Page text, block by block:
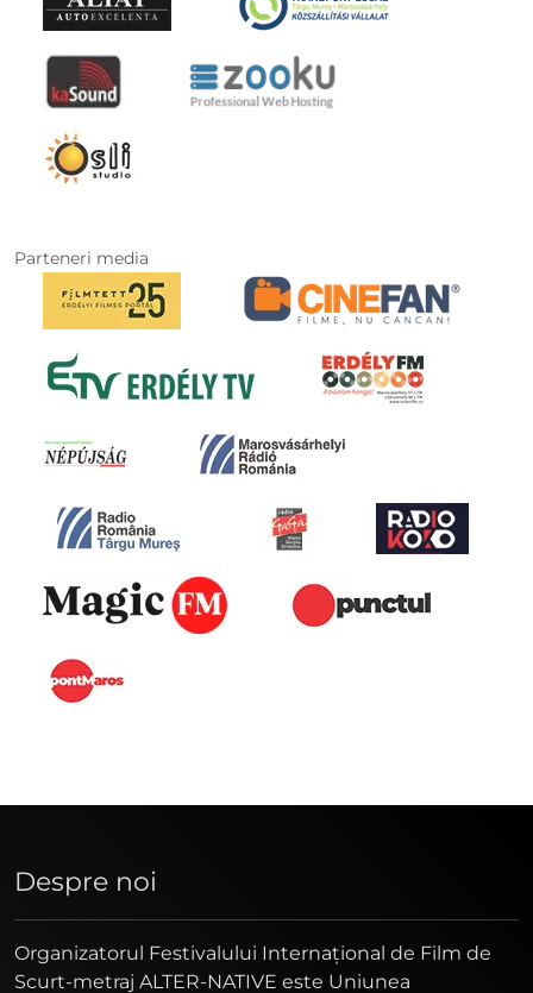
Parteneri media
Despre noi
Organizatorul Festivalului Internaţional de Film de
Scurt-metraj ALTER-NATIVE este Uniunea